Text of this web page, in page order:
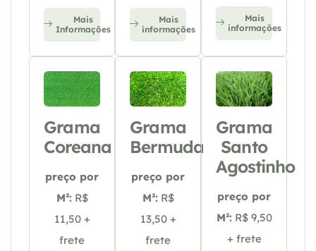
Mais
Informações
Mais
informações
Mais
informações
Grama
Coreana
preço por
M²: R$
11,50 +
frete
Grama
Bermuda
preço por
M²: R$
13,50 +
frete
Grama
Santo
Agostinho
preço por
M²: R$ 9,50
+ frete